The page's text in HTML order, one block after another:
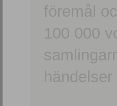
föremål
100 000